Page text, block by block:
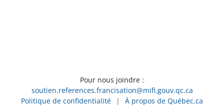
Pour nous joindre :
soutien.references.francisation@mifi.gouv.qc.ca
Politique de confidentialité
| À propos de Québec.ca